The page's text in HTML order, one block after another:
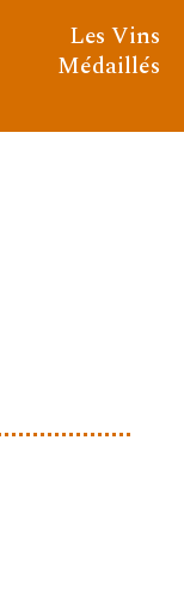
Les Vins
Médaillés